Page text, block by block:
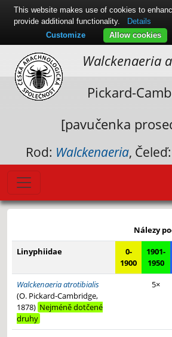
Walckenaeria
Pickard-
[pavučenka
Rod: Walckenaeria, Čeleď:
−
Leaflet|
Nálezy
Linyphiidae
0-
1900
1901-
1950
Walckenaeria atrotibialis
(O. Pickard-Cambridge,
1878) Nejméně dotčené
druhy
5×
This website makes use of cookies to
provide additional functionality.
Details
Allow cookies
Customize